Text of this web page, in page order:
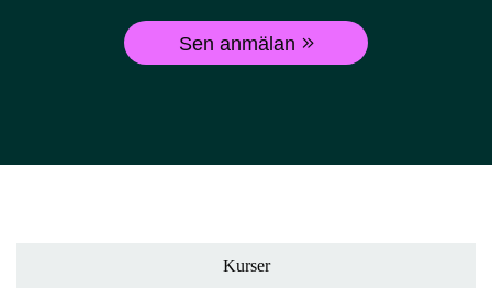
Sen anmälan
Kurser